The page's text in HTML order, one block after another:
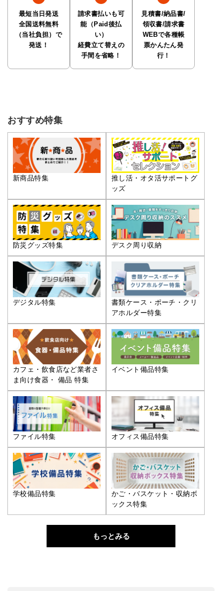
最短当日発送
全国送料無料
（当社負担）で
発送！
請求書払いも可
能（Paid後払
い）
経費立て替えの
手間を省略！
見積書/納品書/
領収書/請求書
WEBで各種帳
票かんたん発
行！
おすすめ特集
新商品特集
推し活・オタ活サポートグ
ッズ
防災グッズ特集 デスク周り収納
デジタル特集
書類ケース・ポーチ・クリ
アホルダー特集
カフェ・飲食店など業者さ
ま向け食器・ 備品 特集
イベント備品特集
ファイル特集 オフィス備品特集
学校備品特集
かご・バスケット・収納ボ
ックス特集
もっとみる